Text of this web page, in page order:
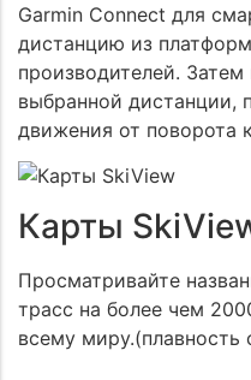
Garmin Connect для
дистанцию из
производителей.
выбранной дистанции,
движения от поворота
Карты
Просматривайте
трасс на более чем
всему миру.(плавность